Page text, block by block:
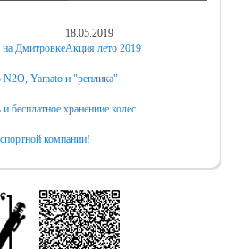
Дмитровке
18.05.2019
Акция лето 2019
Yamato и "реплика"
хранениие колес
компании!